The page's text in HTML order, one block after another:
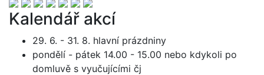
Kalendář akcí
29. 6. - 31. 8. hlavní prázdniny
pondělí - pátek 14.00 - 15.00 nebo kdykoli po
domluvě s vyučujícími čj